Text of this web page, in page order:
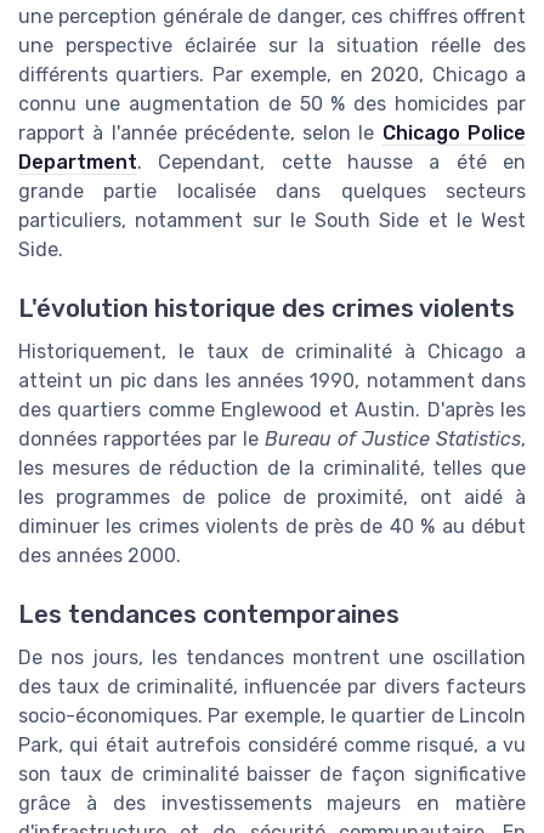
une perception générale de danger, ces chiffres offrent
une perspective éclairée sur la situation réelle des
différents quartiers. Par exemple, en 2020, Chicago a
connu une augmentation de 50 % des homicides par
rapport à l'année précédente, selon le Chicago Police
Department. Cependant, cette hausse a été en
grande partie localisée dans quelques secteurs
particuliers, notamment sur le South Side et le West
Side.
L'évolution historique des crimes violents
Historiquement, le taux de criminalité à Chicago a
atteint un pic dans les années 1990, notamment dans
des quartiers comme Englewood et Austin. D'après les
données rapportées par le Bureau of Justice Statistics,
les mesures de réduction de la criminalité, telles que
les programmes de police de proximité, ont aidé à
diminuer les crimes violents de près de 40 % au début
des années 2000.
Les tendances contemporaines
De nos jours, les tendances montrent une oscillation
des taux de criminalité, influencée par divers facteurs
socio-économiques. Par exemple, le quartier de Lincoln
Park, qui était autrefois considéré comme risqué, a vu
son taux de criminalité baisser de façon significative
grâce à des investissements majeurs en matière